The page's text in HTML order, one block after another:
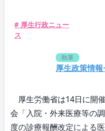
# 厚生行政ニュー
ス
執筆
厚生政策情
厚生労働省は14日に開
会「入院・外来医療等の
度の診療報酬改定による